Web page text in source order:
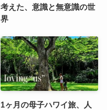
考えた、意識と無意識の世
界
1ヶ月の母子ハワイ旅、人